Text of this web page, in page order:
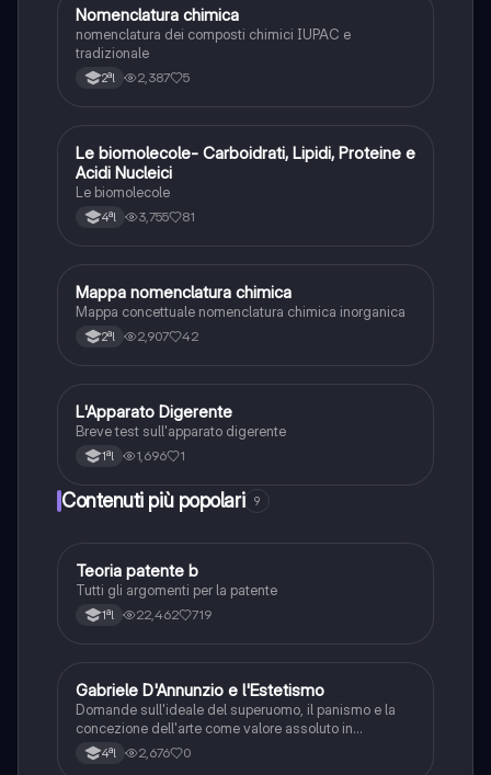
NChimica
Nomenclatura chimica
nomenclatura dei composti chimici IUPAC e
tradizionale
2ªl 2,387 5
Scienze
Le biomolecole- Carboidrati, Lipidi, Proteine e
Acidi Nucleici
Le biomolecole
4ªl 3,755 81
Chimica
Mappa nomenclatura chimica
Mappa concettuale nomenclatura chimica inorganica
2ªl 2,907 42
LScienze
L'Apparato Digerente
Breve test sull'apparato digerente
1ªl 1,696 1
Contenuti più popolari 9
TAltro
Teoria patente b
Tutti gli argomenti per la patente
1ªl 22,462 719
GItaliano
Gabriele D'Annunzio e l'Estetismo
Domande sull'ideale del superuomo, il panismo e la
concezione dell'arte come valore assoluto in
D'Annunzio.
4ªl 2,676 0